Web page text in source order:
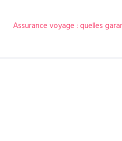
Assurance voyage : quelles